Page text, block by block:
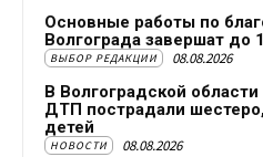
Основные работы по
Волгограда завершат до
ВЫБОР РЕДАКЦИИ 08.08.2026
В Волгоградской
ДТП пострадали
детей
НОВОСТИ 08.08.2026